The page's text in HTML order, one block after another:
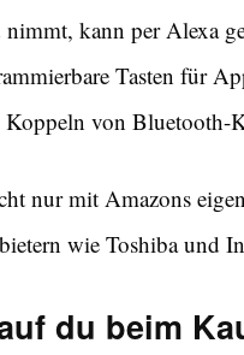
kann per Alexa
Tasten für
Koppeln von
nur mit Amazons
wie Toshiba und
du beim